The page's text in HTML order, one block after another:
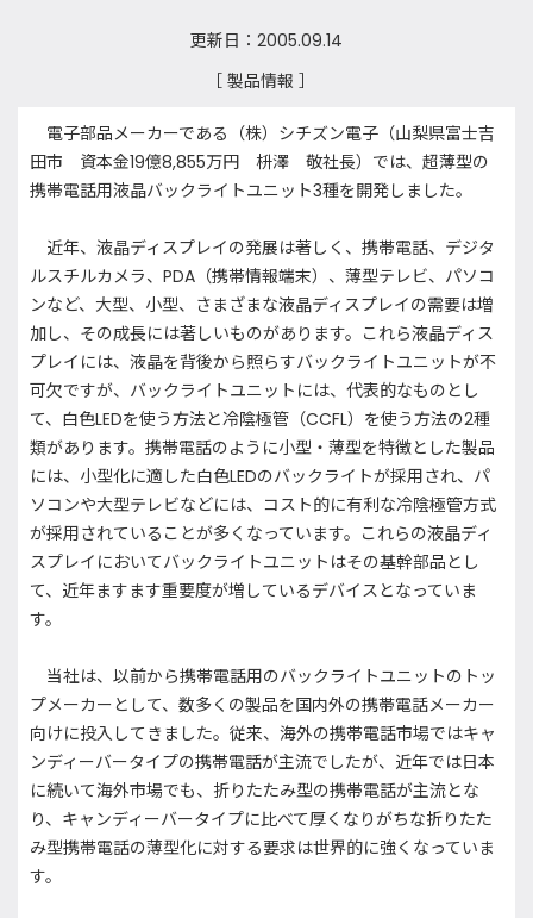
更新日：2005.09.14
［ 製品情報 ］
電子部品メーカーである（株）シチズン電子（山梨県富士吉
田市 資本金19億8,855万円 枡澤 敬社長）では、超薄型の
携帯電話用液晶バックライトユニット3種を開発しました。
近年、液晶ディスプレイの発展は著しく、携帯電話、デジタ
ルスチルカメラ、PDA（携帯情報端末）、薄型テレビ、パソコ
ンなど、大型、小型、さまざまな液晶ディスプレイの需要は増
加し、その成長には著しいものがあります。これら液晶ディス
プレイには、液晶を背後から照らすバックライトユニットが不
可欠ですが、バックライトユニットには、代表的なものとし
て、白色LEDを使う方法と冷陰極管（CCFL）を使う方法の2種
類があります。携帯電話のように小型・薄型を特徴とした製品
には、小型化に適した白色LEDのバックライトが採用され、パ
ソコンや大型テレビなどには、コスト的に有利な冷陰極管方式
が採用されていることが多くなっています。これらの液晶ディ
スプレイにおいてバックライトユニットはその基幹部品とし
て、近年ますます重要度が増しているデバイスとなっていま
す。
当社は、以前から携帯電話用のバックライトユニットのトッ
プメーカーとして、数多くの製品を国内外の携帯電話メーカー
向けに投入してきました。従来、海外の携帯電話市場ではキャ
ンディーバータイプの携帯電話が主流でしたが、近年では日本
に続いて海外市場でも、折りたたみ型の携帯電話が主流とな
り、キャンディーバータイプに比べて厚くなりがちな折りたた
み型携帯電話の薄型化に対する要求は世界的に強くなっていま
す。